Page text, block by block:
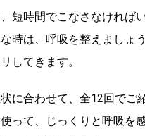
短時間でこなさなければ
時は、呼吸を整えましょ
してきます。
に合わせて、全12回で
って、じっくりと呼吸を